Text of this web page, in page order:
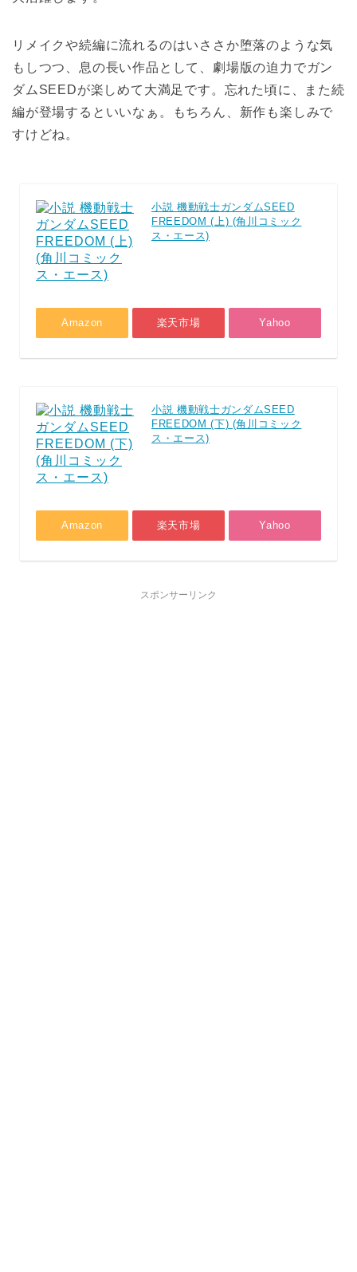
リメイクや続編に流れるのはいささか堕落のような気
もしつつ、息の長い作品として、劇場版の迫力でガン
ダムSEEDが楽しめて大満足です。忘れた頃に、また続
編が登場するといいなぁ。もちろん、新作も楽しみで
すけどね。
小説 機動戦士ガンダムSEED
FREEDOM (上) (角川コミック
ス・エース)
Amazon 楽天市場 Yahoo
小説 機動戦士ガンダムSEED
FREEDOM (下) (角川コミック
ス・エース)
Amazon 楽天市場 Yahoo
スポンサーリンク